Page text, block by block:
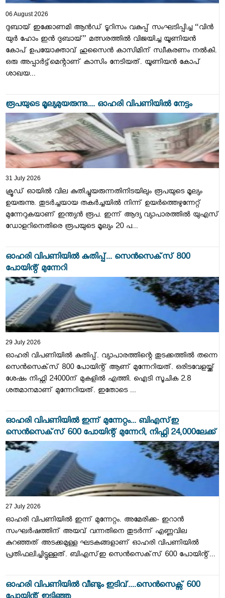
06 August 2026
ദുബായ് ഇക്കോണമി ആൻഡ് ടൂറിസം വകുപ്പ് സംഘടിപ്പിച്ച “വിൻ
യുർ ഹോം ഇൻ ദുബായ്” മത്സരത്തിൽ വിജയിച്ച യൂണിയൻ
കോപ് ഉപയോക്താവ് ഹുസൈൻ കാസിമിന് സ്വീകരണം നൽകി.
ഒരു അപ്പാർട്ട്മെന്റാണ് കാസിം നേടിയത്. യൂണിയൻ കോപ്
ശാഖയ...
രൂപയുടെ മൂല്യമുയരുന്നു.... ഓഹരി വിപണിയിൽ നേട്ടം
31 July 2026
ക്രൂഡ് ഓയിൽ വില കുതിച്ചുയരുന്നതിനിടയിലും രൂപയുടെ മൂല്യം
ഉയരുന്നു. തുടർച്ചയായ തകർച്ചയിൽ നിന്ന് ഉയർത്തെഴുന്നേറ്റ്
മുന്നേറുകയാണ് ഇന്ത്യൻ രൂപ. ഇന്ന് ആദ്യ വ്യാപാരത്തിൽ യുഎസ്
ഡോളറിനെതിരെ രൂപയുടെ മൂല്യം 20 പ...
ഓഹരി വിപണിയില്‍ കുതിപ്പ്... സെന്‍സെക്‌സ് 800
പോയിന്റ് മുന്നേറി
29 July 2026
ഓഹരി വിപണിയില്‍ കുതിപ്പ്. വ്യാപാരത്തിന്റെ തുടക്കത്തില്‍ തന്നെ
സെന്‍സെക്‌സ് 800 പോയിന്റ് ആണ് മുന്നേറിയത്. ഒരിടവേളയ്ക്ക്
ശേഷം നിഫ്റ്റി 24000ന് മുകളില്‍ എത്തി. ഐടി സൂചിക 2.8
ശതമാനമാണ് മുന്നേറിയത്. ഇതോടെ ...
ഓഹരി വിപണിയില്‍ ഇന്ന് മുന്നേറ്റം... ബിഎസ്ഇ
സെന്‍സെക്‌സ് 600 പോയിന്റ് മുന്നേറി, നിഫ്റ്റി 24,000ലേക്ക്
27 July 2026
ഓഹരി വിപണിയില്‍ ഇന്ന് മുന്നേറ്റം. അമേരിക്ക- ഇറാന്‍
സംഘര്‍ഷത്തിന് അയവ് വന്നതിനെ തുടര്‍ന്ന് എണ്ണവില
കുറഞ്ഞത് അടക്കമുള്ള ഘടകങ്ങളാണ് ഓഹരി വിപണിയില്‍
പ്രതിഫലിച്ചിട്ടുള്ളത്. ബിഎസ്ഇ സെന്‍സെക്‌സ് 600 പോയിന്റ്...
ഓഹരി വിപണിയില്‍ വീണ്ടും ഇടിവ്....സെൻസെക്സ് 600